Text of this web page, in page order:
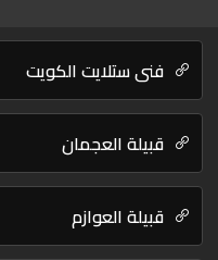
فني ستلايت الكويت
قبيلة العجمان
قبيلة العوازم